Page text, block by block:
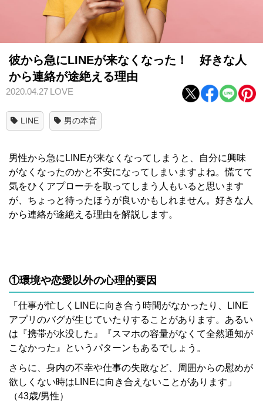
彼から急にLINEが来なくなった！ 好きな人
から連絡が途絶える理由
2020.04.27 LOVE
LINE 男の本音
男性から急にLINEが来なくなってしまうと、自分に興味
がなくなったのかと不安になってしまいますよね。慌てて
気をひくアプローチを取ってしまう人もいると思います
が、ちょっと待ったほうが良いかもしれません。好きな人
から連絡が途絶える理由を解説します。
①環境や恋愛以外の心理的要因
「仕事が忙しくLINEに向き合う時間がなかったり、LINE
アプリのバグが生じていたりすることがあります。あるい
は『携帯が水没した』『スマホの容量がなくて全然通知が
こなかった』というパターンもあるでしょう。
さらに、身内の不幸や仕事の失敗など、周囲からの慰めが
欲しくない時はLINEに向き合えないことがあります」
（43歳/男性）